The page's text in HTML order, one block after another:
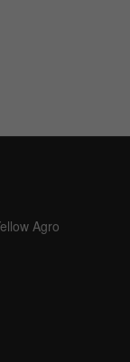
Agro